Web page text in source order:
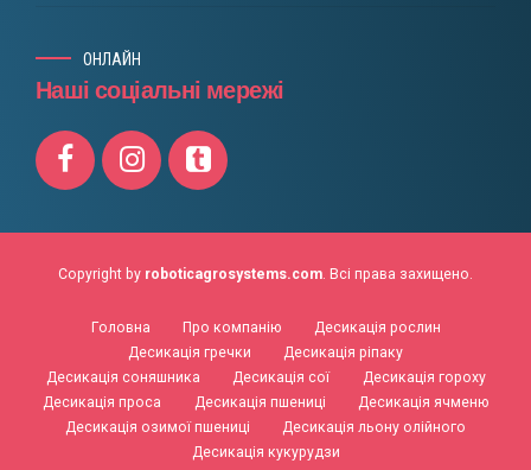
ОНЛАЙН
Наші соціальні мережі
Copyright by roboticagrosystems.com. Всі права захищено.
Головна Про компанію
Десикація рослин
Десикація гречки
Десикація ріпаку
Десикація соняшника
Десикація сої
Десикація гороху
Десикація проса
Десикація пшениці
Десикація ячменю
Десикація озимої пшениці
Десикація льону олійного
Десикація кукурудзи